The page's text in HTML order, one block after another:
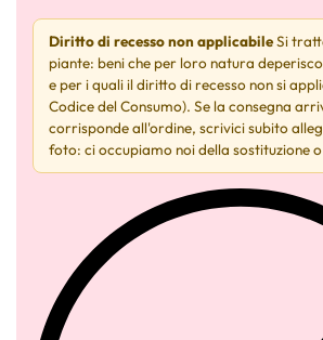
Diritto di recesso non applicabileSi
piante: beni che per loro natura
e per i quali il diritto di recesso non si
Codice del Consumo). Se la consegna
corrisponde all'ordine, scrivici subito
foto: ci occupiamo noi della sostituzione